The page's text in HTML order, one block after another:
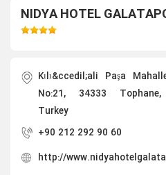
NIDYA HOTEL
Kılı&ccedil;ali Paşa
No:21, 34333 Tophane,
Turkey
+90 212 292 90 60
http://